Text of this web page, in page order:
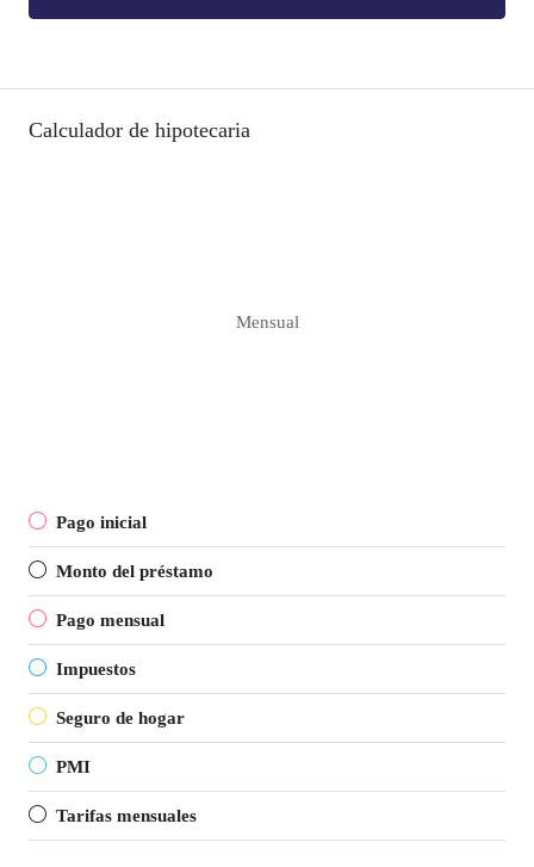
Calculador de hipotecaria
Mensual
Pago inicial
Monto del préstamo
Pago mensual
Impuestos
Seguro de hogar
PMI
Tarifas mensuales